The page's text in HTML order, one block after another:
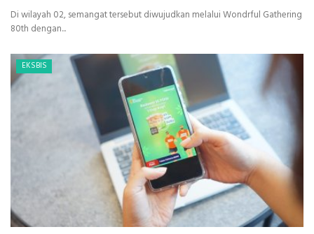
Di wilayah 02, semangat tersebut diwujudkan melalui Wondrful Gathering
80th dengan...
EKSBIS